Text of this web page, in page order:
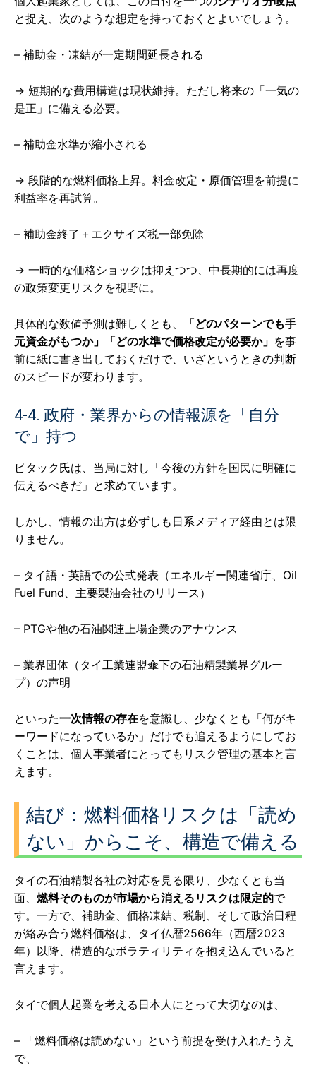
と捉え、次のような想定を持っておくとよいでしょう。
– 補助金・凍結が一定期間延長される
→ 短期的な費用構造は現状維持。ただし将来の「一気の
是正」に備える必要。
– 補助金水準が縮小される
→ 段階的な燃料価格上昇。料金改定・原価管理を前提に
利益率を再試算。
– 補助金終了＋エクサイズ税一部免除
→ 一時的な価格ショックは抑えつつ、中長期的には再度
の政策変更リスクを視野に。
具体的な数値予測は難しくとも、
「どのパターンでも手
元資金がもつか」「どの水準で価格改定が必要か」 を事
前に紙に書き出しておくだけで、いざというときの判断
のスピードが変わります。
4-4. 政府・業界からの情報源を「自分
で」持つ
ピタック氏は、当局に対し「今後の方針を国民に明確に
伝えるべきだ」と求めています。
しかし、情報の出方は必ずしも日系メディア経由とは限
りません。
– タイ語・英語での公式発表（エネルギー関連省庁、Oil
Fuel Fund、主要製油会社のリリース）
– PTGや他の石油関連上場企業のアナウンス
– 業界団体（タイ工業連盟傘下の石油精製業界グルー
プ）の声明
といった一次情報の存在を意識し、少なくとも「何がキ
ーワードになっているか」だけでも追えるようにしてお
くことは、個人事業者にとってもリスク管理の基本と言
えます。
結び：燃料価格リスクは「読め
ない」からこそ、構造で備える
タイの石油精製各社の対応を見る限り、少なくとも当
面、 燃料そのものが市場から消えるリスクは限定的で
す。一方で、補助金、価格凍結、税制、そして政治日程
が絡み合う燃料価格は、タイ仏暦2566年（西暦2023
年）以降、構造的なボラティリティを抱え込んでいると
言えます。
タイで個人起業を考える日本人にとって大切なのは、
– 「燃料価格は読めない」という前提を受け入れたうえ
で、